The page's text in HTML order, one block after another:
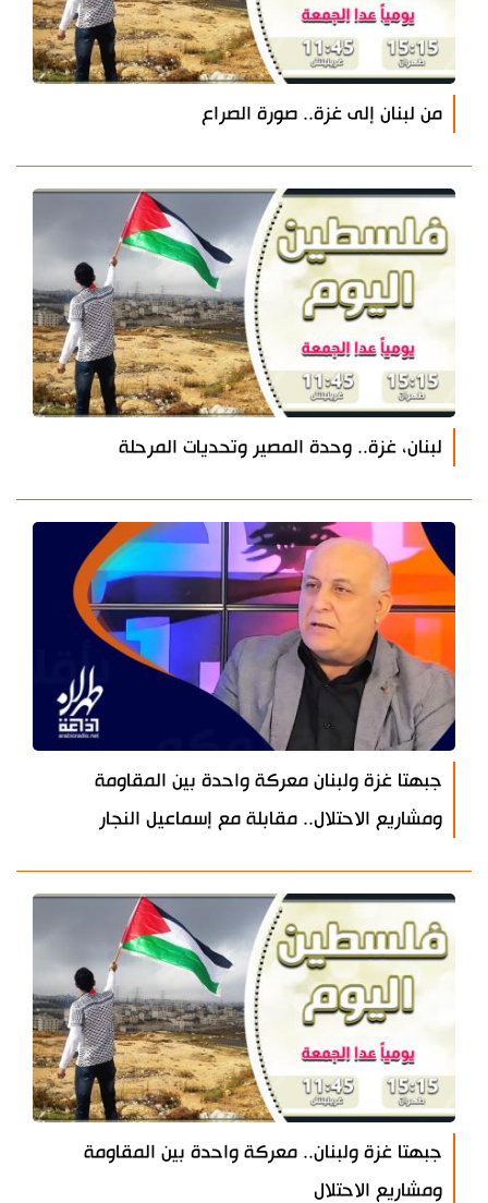
من لبنان إلى غزة.. صورة الصراع
لبنان، غزة.. وحدة المصير وتحديات المرحلة
جبهتا غزة ولبنان معركة واحدة بين المقاومة
ومشاريع الاحتلال.. مقابلة مع إسماعيل النجار
جبهتا غزة ولبنان.. معركة واحدة بين المقاومة
ومشاريع الاحتلال